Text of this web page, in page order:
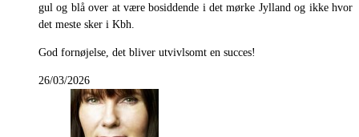
gul og blå over at være bosiddende i det mørke Jylland og ikke hvor
det meste sker i Kbh.
God fornøjelse, det bliver utvivlsomt en succes!
26/03/2026